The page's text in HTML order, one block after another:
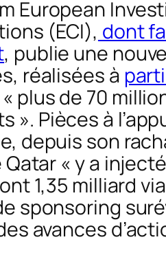
European
(ECI), dont
, publie une
réalisées à
« plus de 70
». Pièces à
depuis son
Qatar « y a
1,35 milliard
sponsoring
avances